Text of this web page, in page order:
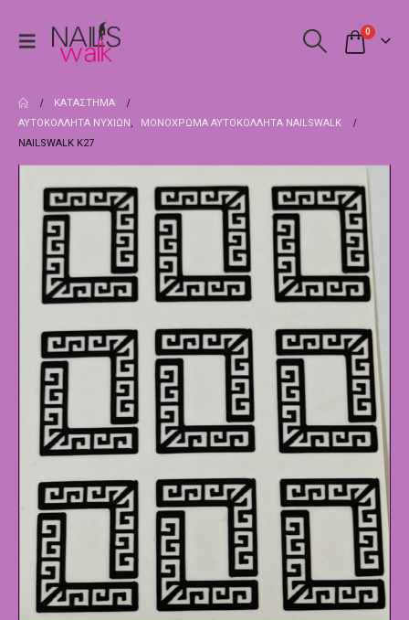
0
ΚΑΤΆΣΤΗΜΑ
ΑΥΤΟΚΌΛΛΗΤΑ ΝΥΧΙΏΝ,
ΜΟΝΌΧΡΩΜΑ ΑΥΤΟΚΌΛΛΗΤΑ NAILSWALK
NAILSWALK Κ27